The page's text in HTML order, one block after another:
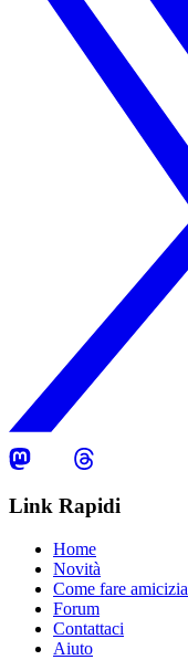
Link Rapidi
Home
Novità
Come fare amicizia
Forum
Contattaci
Aiuto